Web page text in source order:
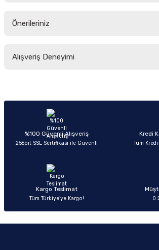
Önerileriniz
yetersiz gördüğünüz noktaları öneri formunu
Ürün açıklamasında eksik bilgiler bulunuyor.
Ürün bilgilerinde hatalar bulunuyor.
Ürün fiyatı diğer sitelerden daha pahalı.
Alışveriş Deneyimi
Sitemize ilk yorumu siz yapın!
%100 Güvenli Alışveriş
256bit SSL Sertifikası ile Güvenli
Kredi
Tüm
Kargo Teslimat
Tüm Türkiye’ye Kargo! 0